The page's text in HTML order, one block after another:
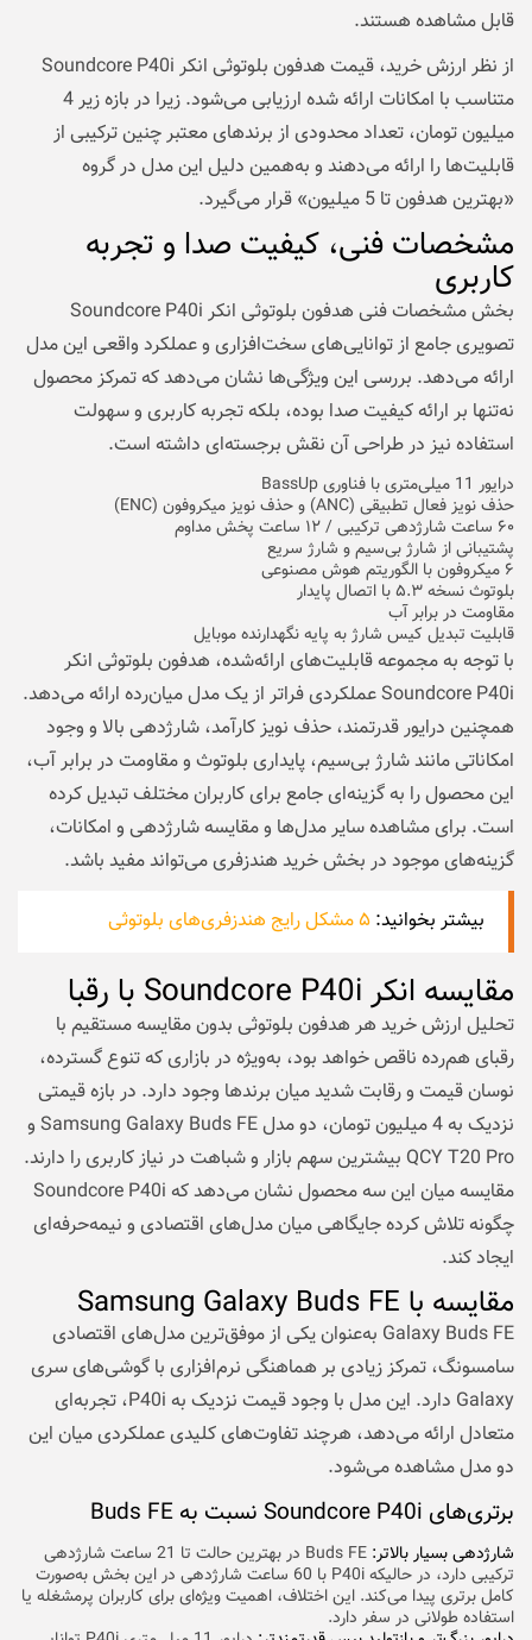
قابل مشاهده هستند.
از نظر ارزش خرید، قیمت هدفون بلوتوثی انکر Soundcore P40i
متناسب با امکانات ارائه شده ارزیابی می‌شود. زیرا در بازه زیر 4
میلیون تومان، تعداد محدودی از برندهای معتبر چنین ترکیبی از
قابلیت‌ها را ارائه می‌دهند و به‌همین دلیل این مدل در گروه
«بهترین هدفون تا 5 میلیون» قرار می‌گیرد.
مشخصات فنی، کیفیت صدا و تجربه
کاربری
بخش مشخصات فنی هدفون بلوتوثی انکر Soundcore P40i
تصویری جامع از توانایی‌های سخت‌افزاری و عملکرد واقعی این مدل
ارائه می‌دهد. بررسی این ویژگی‌ها نشان می‌دهد که تمرکز محصول
نه‌تنها بر ارائه کیفیت صدا بوده، بلکه تجربه کاربری و سهولت
استفاده نیز در طراحی آن نقش برجسته‌ای داشته است.
درایور 11 میلی‌متری با فناوری BassUp
حذف نویز فعال تطبیقی (ANC) و حذف نویز میکروفون (ENC)
۶۰ ساعت شارژدهی ترکیبی / ۱۲ ساعت پخش مداوم
پشتیبانی از شارژ بی‌سیم و شارژ سریع
۶ میکروفون با الگوریتم هوش مصنوعی
بلوتوث نسخه ۵.۳ با اتصال پایدار
مقاومت در برابر آب
قابلیت تبدیل کیس شارژ به پایه نگهدارنده موبایل
با توجه به مجموعه قابلیت‌های ارائه‌شده، هدفون بلوتوثی انکر
Soundcore P40i عملکردی فراتر از یک مدل میان‌رده ارائه می‌دهد.
همچنین درایور قدرتمند، حذف نویز کارآمد، شارژدهی بالا و وجود
امکاناتی مانند شارژ بی‌سیم، پایداری بلوتوث و مقاومت در برابر آب،
این محصول را به گزینه‌ای جامع برای کاربران مختلف تبدیل کرده
است. برای مشاهده سایر مدل‌ها و مقایسه شارژدهی و امکانات،
گزینه‌های موجود در بخش خرید هندزفری می‌تواند مفید باشد.
بیشتر بخوانید: ۵ مشکل رایج هندزفری‌های بلوتوثی
مقایسه انکر Soundcore P40i با رقبا
تحلیل ارزش خرید هر هدفون بلوتوثی بدون مقایسه مستقیم با
رقبای هم‌رده ناقص خواهد بود، به‌ویژه در بازاری که تنوع گسترده،
نوسان قیمت و رقابت شدید میان برندها وجود دارد. در بازه قیمتی
نزدیک به 4 میلیون تومان، دو مدل Samsung Galaxy Buds FE و
QCY T20 Pro بیشترین سهم بازار و شباهت در نیاز کاربری را دارند.
مقایسه میان این سه محصول نشان می‌دهد که Soundcore P40i
چگونه تلاش کرده جایگاهی میان مدل‌های اقتصادی و نیمه‌حرفه‌ای
ایجاد کند.
مقایسه با Samsung Galaxy Buds FE
Galaxy Buds FE به‌عنوان یکی از موفق‌ترین مدل‌های اقتصادی
سامسونگ، تمرکز زیادی بر هماهنگی نرم‌افزاری با گوشی‌های سری
Galaxy دارد. این مدل با وجود قیمت نزدیک به P40i، تجربه‌ای
متعادل ارائه می‌دهد، هرچند تفاوت‌های کلیدی عملکردی میان این
دو مدل مشاهده می‌شود.
برتری‌های Soundcore P40i نسبت به Buds FE
شارژدهی بسیار بالاتر:
Buds FE در بهترین حالت تا 21 ساعت شارژدهی
ترکیبی دارد، در حالیکه P40i با 60 ساعت شارژدهی در این بخش به‌صورت
کامل برتری پیدا می‌کند. این اختلاف، اهمیت ویژه‌ای برای کاربران پرمشغله یا
استفاده طولانی در سفر دارد.